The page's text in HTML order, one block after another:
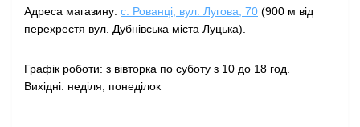
Адреса магазину: с. Рованці, вул. Лугова, 70 (900 м від
перехрестя вул. Дубнівська міста Луцька).
Графік роботи: з вівторка по суботу з 10 до 18 год.
Вихідні: неділя, понеділок